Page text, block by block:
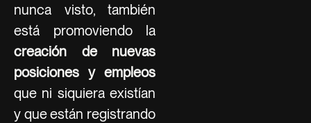
nunca visto, también
está promoviendo la
creación de nuevas
posiciones y empleos
que ni siquiera existían
y que están registrando